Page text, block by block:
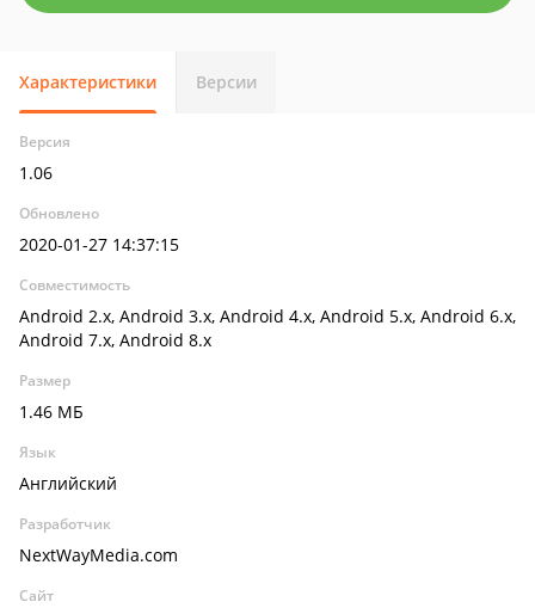
Характеристики Версии
Версия
1.06
Обновлено
2020-01-27 14:37:15
Совместимость
Android 2.x, Android 3.x, Android 4.x, Android 5.x, Android 6.x,
Android 7.x, Android 8.x
Размер
1.46 МБ
Язык
Английский
Разработчик
NextWayMedia.com
Сайт